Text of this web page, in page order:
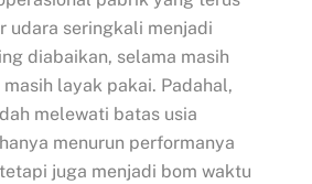
udara seringkali menjadi
diabaikan, selama masih
layak pakai. Padahal,
melewati batas usia
menurun performanya
juga menjadi bom waktu